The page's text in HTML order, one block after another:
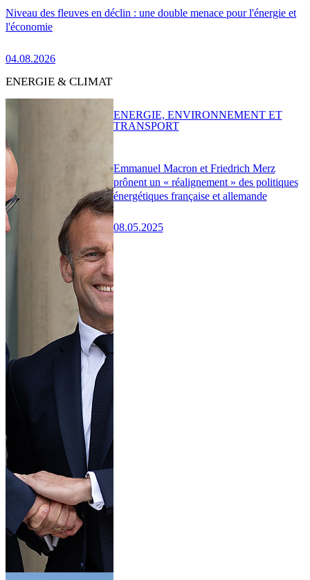
Niveau des fleuves en déclin : une double menace pour l'énergie et
l'économie
04.08.2026
ENERGIE & CLIMAT
Emmanuel Macron et Friedrich Merz
prônent un « réalignement » des politiques
énergétiques française et allemande
08.05.2025
ENERGIE, ENVIRONNEMENT ET
TRANSPORT